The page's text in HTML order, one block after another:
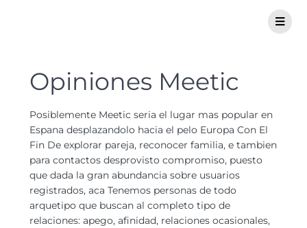
Opiniones Meetic
Posiblemente Meetic seri­a el lugar mas popular en
Espana desplazandolo hacia el pelo Europa Con El
Fin De explorar pareja, reconocer familia, e tambien
para contactos desprovisto compromiso, puesto
que dada la gran abundancia sobre usuarios
registrados, aca Tenemos personas de todo
arquetipo que buscan al completo tipo de
relaciones: apego, afinidad, relaciones ocasionales,